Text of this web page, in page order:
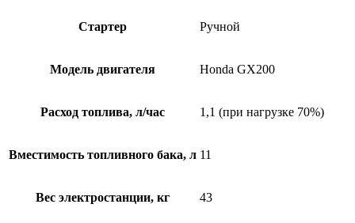
Стартер Ручной
Модель двигателя Honda GX200
Расход топлива, л/час 1,1 (при нагрузке 70%)
Вместимость топливного бака, л 11
Вес электростанции, кг 43